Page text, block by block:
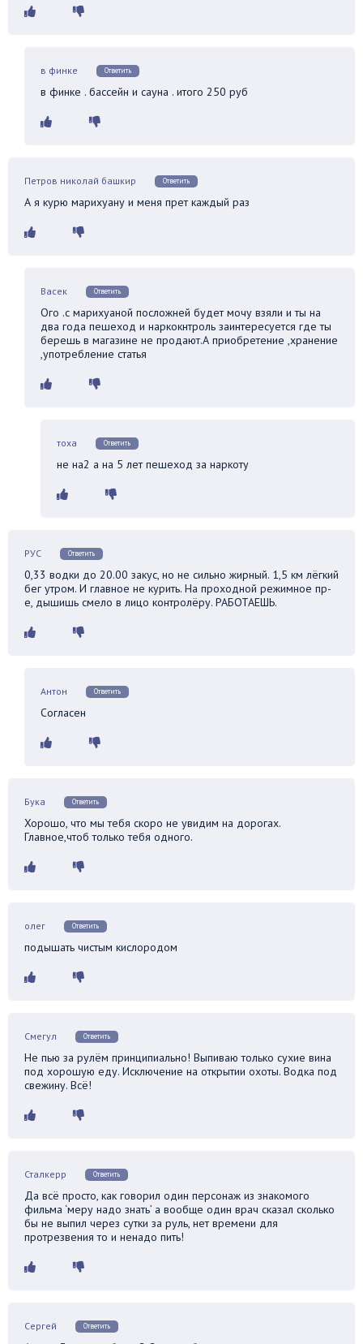
в финке Ответить
в финке . бассейн и сауна . итого 250 руб
Петров николай башкир Ответить
А я курю марихуану и меня прет каждый раз
Васек Ответить
Ого .с марихуаной посложней будет мочу взяли и ты на
два года пешеход и наркокнтроль заинтересуется где ты
берешь в магазине не продают.А приобретение ,хранение
,употребление статья
тоха Ответить
не на2 а на 5 лет пешеход за наркоту
РУС Ответить
0,33 водки до 20.00 закус, но не сильно жирный. 1,5 км лёгкий
бег утром. И главное не курить. На проходной режимное пр-
е, дышишь смело в лицо контролёру. РАБОТАЕШЬ.
Антон Ответить
Согласен
Бука Ответить
Хорошо, что мы тебя скоро не увидим на дорогах.
Главное,чтоб только тебя одного.
олег Ответить
подышать чистым кислородом
Смегул Ответить
Не пью за рулём принципиально! Выпиваю только сухие вина
под хорошую еду. Исключение на открытии охоты. Водка под
свежину. Всё!
Сталкерр Ответить
Да всё просто, как говорил один персонаж из знакомого
фильма ‘меру надо знать’ а вообще один врач сказал сколько
бы не выпил через сутки за руль, нет времени для
протрезвения то и ненадо пить!
Сергей Ответить